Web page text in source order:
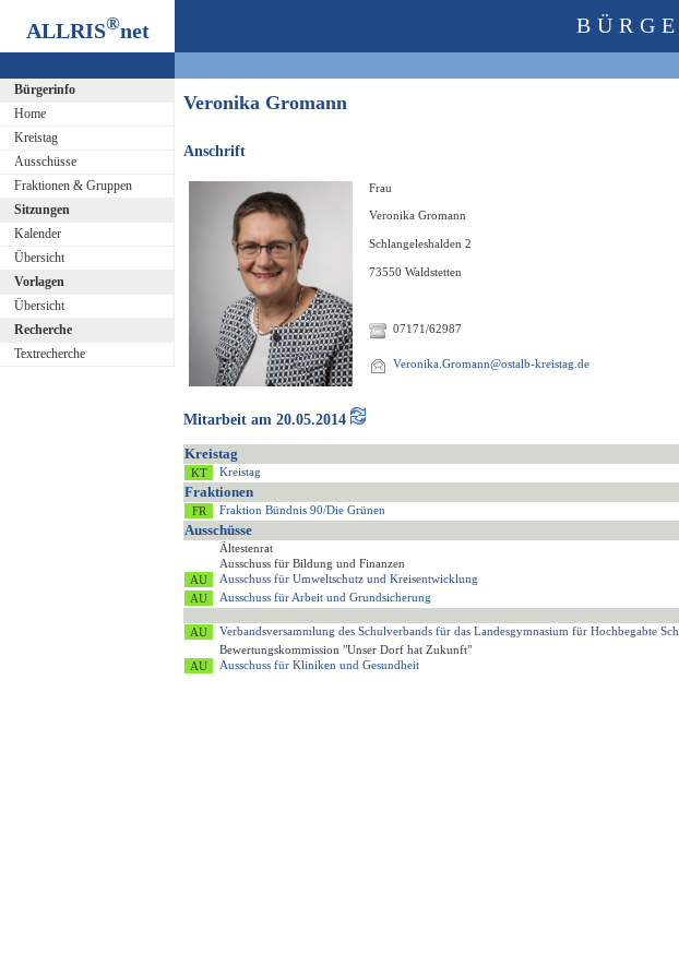
ALLRIS®net
Bürgerinfo
Home
Kreistag
Ausschüsse
Fraktionen & Gruppen
Sitzungen
Kalender
Übersicht
Vorlagen
Übersicht
Recherche
Textrecherche
Veronika Gromann
Anschrift
Frau
Veronika Gromann
Schlangeleshalden 2
73550 Waldstetten
07171/62987
Veronika.Gromann@ostalb-kreistag.de
Mitarbeit am 20.05.2014
Kreistag
Kreistag
Fraktionen
Fraktion Bündnis 90/Die Grünen
Ausschüsse
Ältestenrat
Ausschuss für Bildung und Finanzen
Ausschuss für Umweltschutz und Kreisentwicklung
Ausschuss für Arbeit und Grundsicherung
Verbandsversammlung des Schulverbands für das Landesgymnasium für Hochbegabte
Bewertungskommission "Unser Dorf hat Zukunft"
Ausschuss für Kliniken und Gesundheit